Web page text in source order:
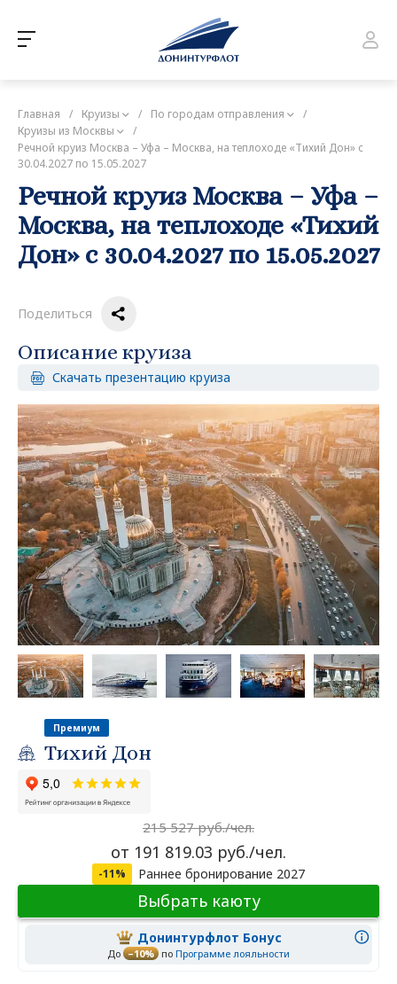
Главная / Круизы / По городам отправления
/
Круизы из Москвы
/
Речной круиз Москва – Уфа – Москва, на теплоходе «Тихий Дон» с
30.04.2027 по 15.05.2027
Речной круиз Москва – Уфа –
Москва, на теплоходе «Тихий
Дон» с 30.04.2027 по 15.05.2027
Поделиться
Описание круиза
Скачать презентацию круиза
Премиум
Тихий Дон
215 527 руб./чел.
от 191 819.03 руб./чел.
-11% Раннее бронирование 2027
Выбрать каюту
Донинтурфлот Бонус
До –10% по Программе лояльности